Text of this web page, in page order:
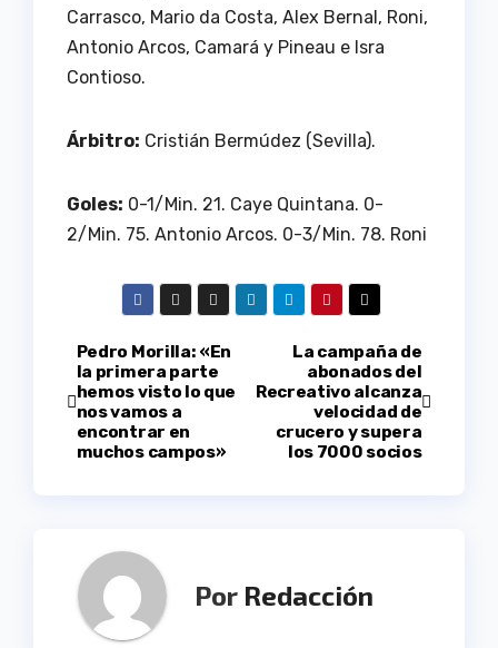
Carrasco, Mario da Costa, Alex Bernal, Roni,
Antonio Arcos, Camará y Pineau e Isra
Contioso.
Árbitro: Cristián Bermúdez (Sevilla).
Goles: 0-1/Min. 21. Caye Quintana. 0-
2/Min. 75. Antonio Arcos. 0-3/Min. 78. Roni
Navegación
de
entradas
La campaña de
abonados del
Recreativo alcanza
velocidad de
crucero y supera
los 7000 socios
Pedro Morilla: «En
la primera parte
hemos visto lo que
nos vamos a
encontrar en
muchos campos»
Por Redacción